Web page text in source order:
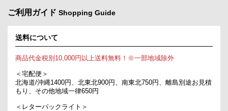
ご利用ガイド Shopping Guide
送料について
商品代金税別10,000円以上送料無料！※一部地域除外
＜宅配便＞
北海道/沖縄1400円、北東北900円、南東北750円、離島別途お見積
もり、その他地域一律650円
＜レターパックライト＞